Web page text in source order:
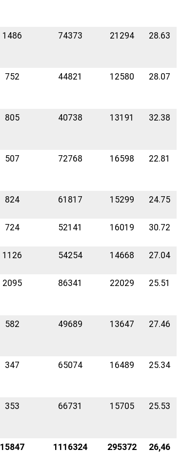
1486 74373 21294 28.63
752 44821 12580 28.07
805 40738 13191 32.38
507 72768 16598 22.81
824 61817 15299 24.75
724 52141 16019 30.72
1126 54254 14668 27.04
2095 86341 22029 25.51
582 49689 13647 27.46
347 65074 16489 25.34
353 66731 15705 25.53
15847 1116324 295372 26,46